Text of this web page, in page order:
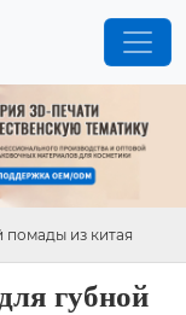
из китая
губной